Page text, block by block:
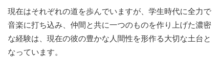
現在はそれぞれの道を歩んでいますが、学生時代に全力で
音楽に打ち込み、仲間と共に一つのものを作り上げた濃密
な経験は、現在の彼の豊かな人間性を形作る大切な土台と
なっています。